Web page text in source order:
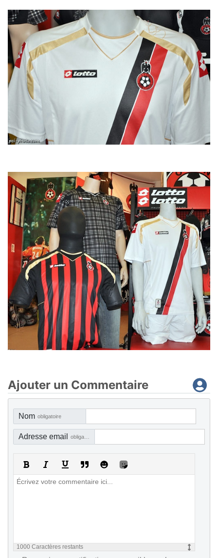
Ajouter un Commentaire
Nom obligatoire
Adresse email
1000 Caractères restants